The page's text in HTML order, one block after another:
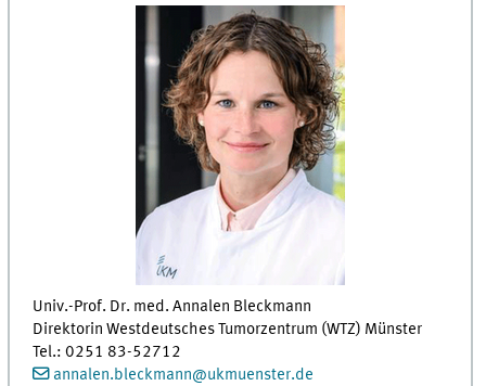
Univ.-Prof. Dr. med. Annalen Bleckmann
Direktorin Westdeutsches Tumorzentrum (WTZ) Münster
Tel.: 0251 83-52712
annalen.bleckmann@ukmuenster.de